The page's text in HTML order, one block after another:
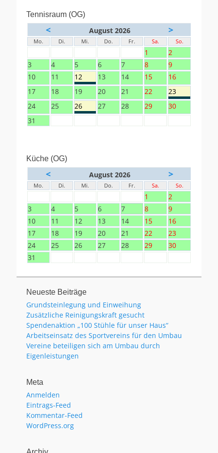
Tennisraum (OG)
< August 2026 >
Mo. Di. Mi. Do. Fr. Sa. So.
1
2
3
4 5 6 7 8
9
10
11 12 13 14 15
16
17
18 19 20 21 22
23
24
25 26 27 28 29
30
31
Küche (OG)
< August 2026 >
Mo. Di. Mi. Do. Fr. Sa. So.
1
2
3
4 5 6 7 8
9
10
11 12 13 14 15
16
17
18 19 20 21 22
23
24
25 26 27 28 29
30
31
Neueste Beiträge
Grundsteinlegung und Einweihung
Zusätzliche Reinigungskraft gesucht
Spendenaktion „100 Stühle für unser Haus“
Arbeitseinsatz des Sportvereins für den Umbau
Vereine beteiligen sich am Umbau durch
Eigenleistungen
Meta
Anmelden
Eintrags-Feed
Kommentar-Feed
WordPress.org